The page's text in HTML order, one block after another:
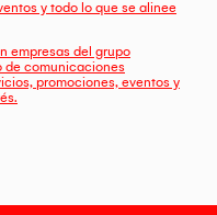
y todo lo que se alinee
empresas del grupo
de comunicaciones
promociones, eventos y